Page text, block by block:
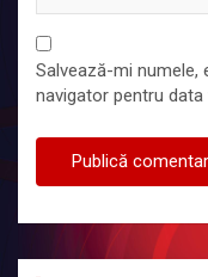
Salvează-mi numele,
navigator pentru